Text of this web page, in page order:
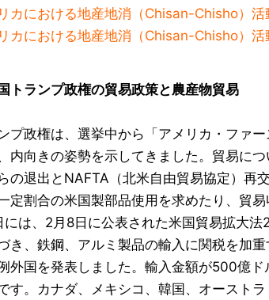
カにおける地産地消（Chisan-Chisho）
カにおける地産地消（Chisan-Chisho）
トランプ政権の貿易政策と農産物貿易
プ政権は、選挙中から「アメリカ・ファ
内向きの姿勢を示してきました。貿易に
の退出とNAFTA（北米自由貿易協定）再
定割合の米国製部品使用を求めたり、貿
には、2月8日に公表された米国貿易拡大
き、鉄鋼、アルミ製品の輸入に関税を加
外国を発表しました。輸入金額が500億
す。カナダ、メキシコ、韓国、オースト